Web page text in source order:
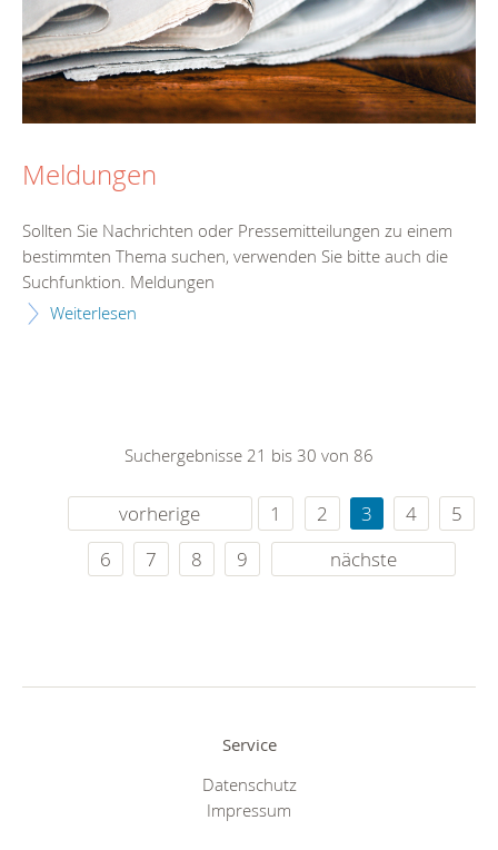
Meldungen
Sollten Sie Nachrichten oder Pressemitteilungen zu einem
bestimmten Thema suchen, verwenden Sie bitte auch die
Suchfunktion. Meldungen
Weiterlesen
Suchergebnisse 21 bis 30 von 86
vorherige 1 2 3 4
5
6
7 8 9 nächste
Service
Datenschutz
Impressum